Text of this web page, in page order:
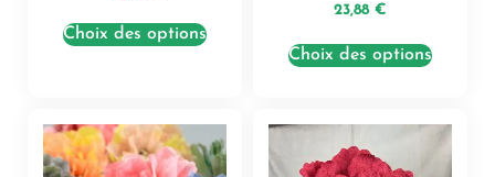
Choix des options
23,88 €
Choix des options